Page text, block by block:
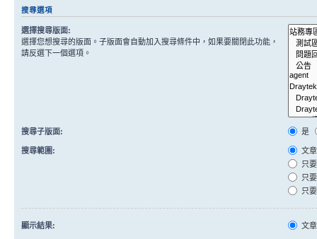
搜尋選項
選擇搜尋版面:
選擇您想搜尋的版面。子版面會自動加入搜尋條件中，如果要關閉此功能，
請反選下一個選項。
搜尋子版面: 是
搜尋範圍:
文
只
只
只
顯示結果: 文章